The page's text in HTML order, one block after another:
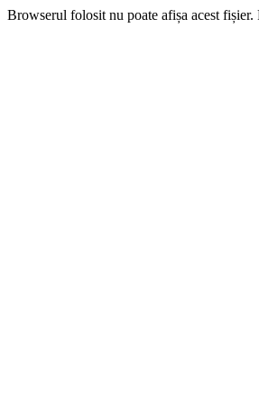
Browserul folosit nu poate afișa acest